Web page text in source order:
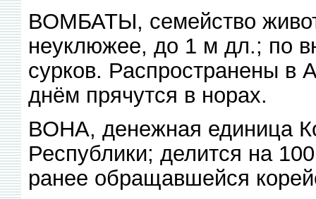
ВОМБАТЫ, семейство
неуклюжее, до 1 м дл.; по
сурков. Распространены в
днём прячутся в норах.
ВОНА, денежная единица
Республики; делится на
ранее обращавшейся